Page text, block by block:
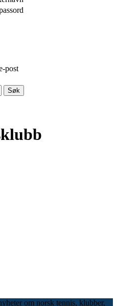
post
om norsk tennis, klubber,